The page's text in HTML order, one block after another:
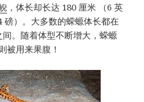
，体长却长达 180 厘米 （6 英
）。 大多数的蝾螈体长都在
间。随着体型不断增大，蝾螈
被用来果腹！